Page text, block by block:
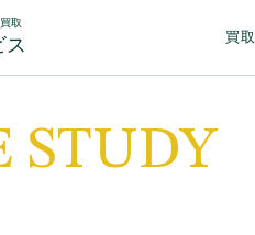
取
ス 買
STUDY